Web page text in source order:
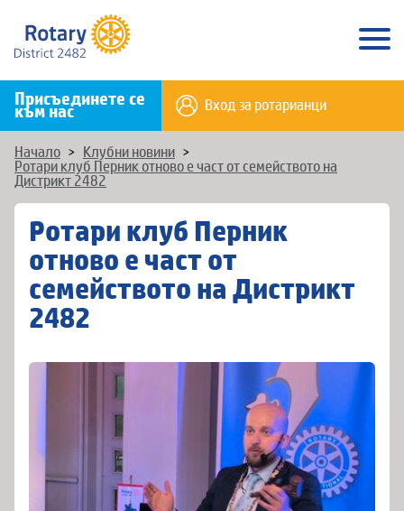
Присъединете се
към нас Вход за ротарианци
Начало > Клубни новини >
Ротари клуб Перник отново е част от семейството на
Дистрикт 2482
Ротари клуб Перник
отново е част от
семейството на Дистрикт
2482